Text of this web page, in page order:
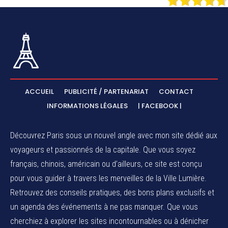
ACCUEIL PUBLICITÉ / PARTENARIAT
CONTACT
INFORMATIONS LÉGALES
| FACEBOOK |
Découvrez Paris sous un nouvel angle avec mon site dédié aux
voyageurs et passionnés de la capitale. Que vous soyez
français, chinois, américain ou d’ailleurs, ce site est conçu
pour vous guider à travers les merveilles de la Ville Lumière.
Retrouvez des conseils pratiques, des bons plans exclusifs et
un agenda des événements à ne pas manquer. Que vous
cherchiez à explorer les sites incontournables ou à dénicher